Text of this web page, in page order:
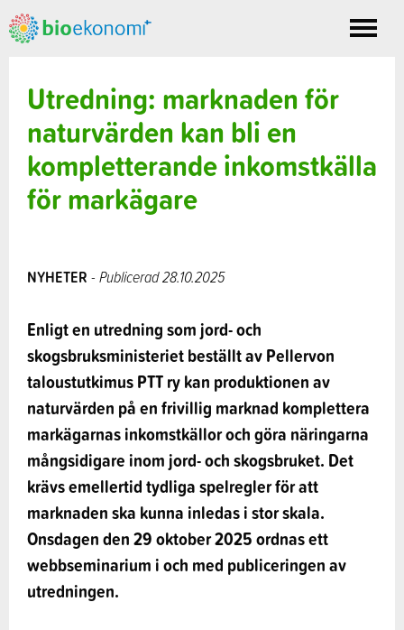
Toggle
Utredning: marknaden för
naturvärden kan bli en
kompletterande inkomstkälla
för markägare
NYHETER - Publicerad 28.10.2025
Enligt en utredning som jord- och
skogsbruksministeriet beställt av Pellervon
taloustutkimus PTT ry kan produktionen av
naturvärden på en frivillig marknad komplettera
markägarnas inkomstkällor och göra näringarna
mångsidigare inom jord- och skogsbruket. Det
krävs emellertid tydliga spelregler för att
marknaden ska kunna inledas i stor skala.
Onsdagen den 29 oktober 2025 ordnas ett
webbseminarium i och med publiceringen av
utredningen.